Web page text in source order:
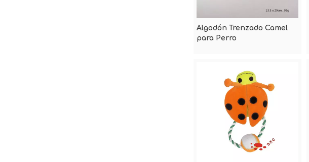
Algodón Trenzado Camel
para Perro